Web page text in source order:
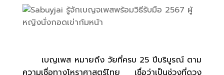
เบญเพส หมายถึง วัยที่ครบ 25 ปีบริบูรณ์ ตาม
ความเชื่อทางโหราศาสตร์ไทย เชื่อว่าเป็นช่วงที่ดวง